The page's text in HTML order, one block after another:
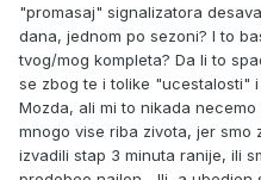
"promasaj" signalizatora
dana, jednom po sezoni? I to
tvog/mog kompleta? Da li to
se zbog te i tolike "ucestalosti"
Mozda, ali mi to nikada
mnogo vise riba zivota, jer smo
izvadili stap 3 minuta ranije, ili